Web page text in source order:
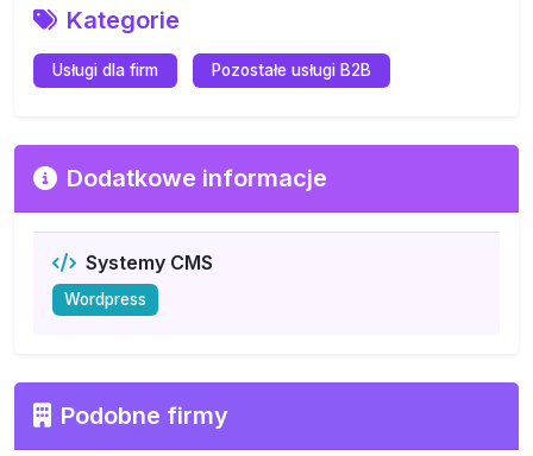
Kategorie
Usługi dla firm Pozostałe usługi B2B
Dodatkowe informacje
Systemy CMS
Wordpress
Podobne firmy